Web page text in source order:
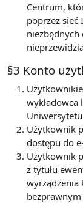
Centrum,
poprzez
§3 Konto
Użytkownik
dostępu do
Użytkownik
z tytułu
wyrządzenia
bezprawnym